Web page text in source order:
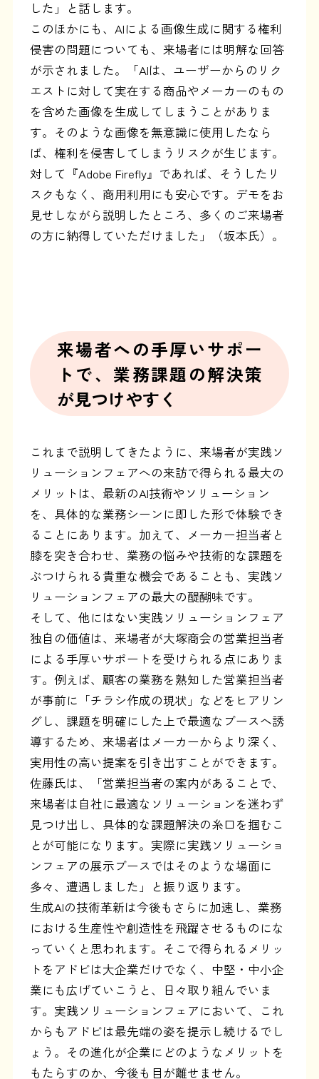
した」と話します。
このほかにも、AIによる画像生成に関する権利
侵害の問題についても、来場者には明解な回答
が示されました。「AIは、ユーザーからのリク
エストに対して実在する商品やメーカーのもの
を含めた画像を生成してしまうことがありま
す。そのような画像を無意識に使用したなら
ば、権利を侵害してしまうリスクが生じます。
対して『Adobe Firefly』であれば、そうしたリ
スクもなく、商用利用にも安心です。デモをお
見せしながら説明したところ、多くのご来場者
の方に納得していただけました」（坂本氏）。
来場者への手厚いサポー
トで、業務課題の解決策
が見つけやすく
これまで説明してきたように、来場者が実践ソ
リューションフェアへの来訪で得られる最大の
メリットは、最新のAI技術やソリューション
を、具体的な業務シーンに即した形で体験でき
ることにあります。加えて、メーカー担当者と
膝を突き合わせ、業務の悩みや技術的な課題を
ぶつけられる貴重な機会であることも、実践ソ
リューションフェアの最大の醍醐味です。
そして、他にはない実践ソリューションフェア
独自の価値は、来場者が大塚商会の営業担当者
による手厚いサポートを受けられる点にありま
す。例えば、顧客の業務を熟知した営業担当者
が事前に「チラシ作成の現状」などをヒアリン
グし、課題を明確にした上で最適なブースへ誘
導するため、来場者はメーカーからより深く、
実用性の高い提案を引き出すことができます。
佐藤氏は、「営業担当者の案内があることで、
来場者は自社に最適なソリューションを迷わず
見つけ出し、具体的な課題解決の糸口を掴むこ
とが可能になります。実際に実践ソリューショ
ンフェアの展示ブースではそのような場面に
多々、遭遇しました」と振り返ります。
生成AIの技術革新は今後もさらに加速し、業務
における生産性や創造性を飛躍させるものにな
っていくと思われます。そこで得られるメリッ
トをアドビは大企業だけでなく、中堅・中小企
業にも広げていこうと、日々取り組んでいま
す。実践ソリューションフェアにおいて、これ
からもアドビは最先端の姿を提示し続けるでし
ょう。その進化が企業にどのようなメリットを
もたらすのか、今後も目が離せません。